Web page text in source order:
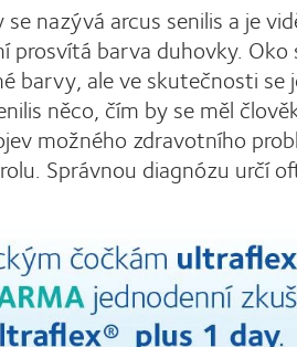
nazývá arcus senilis a je
prosvítá barva duhovky.
barvy, ale ve skutečnosti se
něco, čím by se měl
možného zdravotního
Správnou diagnózu určí